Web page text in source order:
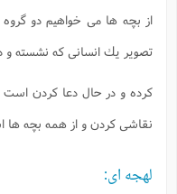
از بچه ها مى خواهيم دو گروه
تصوير يك انسانى كه نشسته و
كرده و در حال دعا كردن است
نقاشى كردن و از همه بچه ها
لهجه اى: